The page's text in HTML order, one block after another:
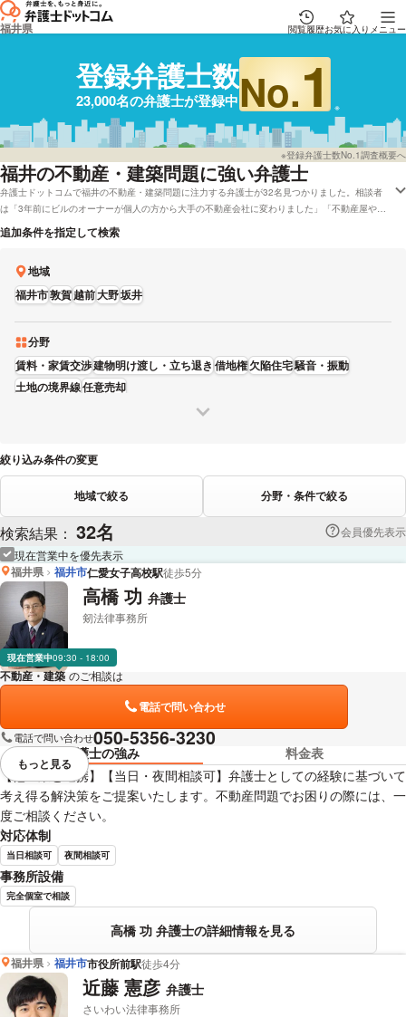
福井県 閲覧履歴お気に入り メニュー
登録弁護士数
23,000名の弁護士が登録中No.1
※登録弁護士数No.1調査概要へ
福井の不動産・建築問題に強い弁護士
弁護士ドットコムで福井の不動産・建築問題に注力する弁護士が32名見つかりました。相談者
は「3年前にビルのオーナーが個人の方から大手の不動産会社に変わりました」「不動産屋や大
家さんに相談したんですが、対応できないから警察に言ってくれとしか言われません。」などの
事情を抱えています。弁護士ドットコムでは着手金無料で応対している福井の弁護士や弁護士費
えば「口コミの評価が高い不動産・近隣トラブルが得意な弁護士や弁護士の選び方は詳しく
チェックしたけれど、福井周辺の法律事務所の弁護士を料金で比較したい」などのニーズにも対
応することができます。弁護士の中には「皆様に親身になって寄り添える弁護士を目指しており
ますので、何かありましたら是非ご相談ください。」とおっしゃる方もおります。不動産・近隣
トラブルに悩んでいる方は男性・女性などの性別や能力などの希望を踏まえて、希望に適した弁
護士に問合せをしてみることもご検討ください。
追加条件を指定して検索
地域
福井市敦賀越前大野坂井
分野
賃料・家賃交渉建物明け渡し・立ち退き 借地権欠陥住宅騒音・振動
土地の境界線任意売却
絞り込み条件の変更
地域で絞る 分野・条件で絞る
検索結果： 32名
会員優先表示
現在営業中を優先表示
福井県 福井市仁愛女子高校駅徒歩5分
高橋 功 弁護士
剱法律事務所
現在営業中09:30 - 18:00
不動産・建築 のご相談は
電話で問い合わせ
電話で問い合わせ050-5356-3230
弁護士の強み
料金表
【他士業と連携】【当日・夜間相談可】弁護士としての経験に基づいて
考え得る解決策をご提案いたします。不動産問題でお困りの際には、一
度ご相談ください。
対応体制
当日相談可 夜間相談可
事務所設備
完全個室で相談
高橋 功 弁護士の詳細情報を見る
視覚的に省略されている要素を
もっと見る
福井県 福井市市役所前駅徒歩4分
近藤 憲彦 弁護士
さいわい法律事務所